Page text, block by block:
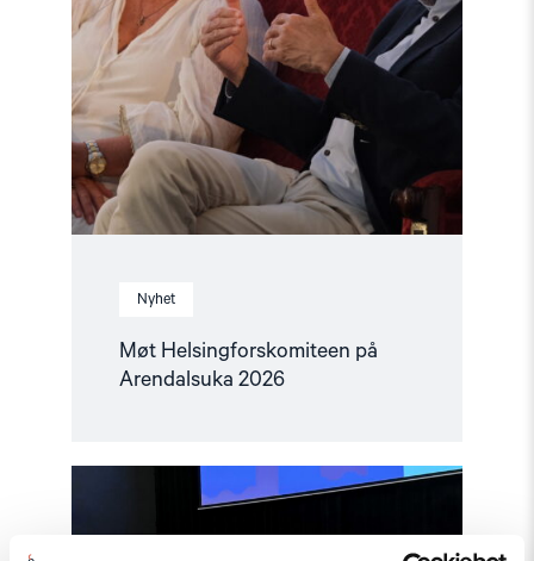
Nyhet
Møt Helsingforskomiteen på
Arendalsuka 2026
article
støtte